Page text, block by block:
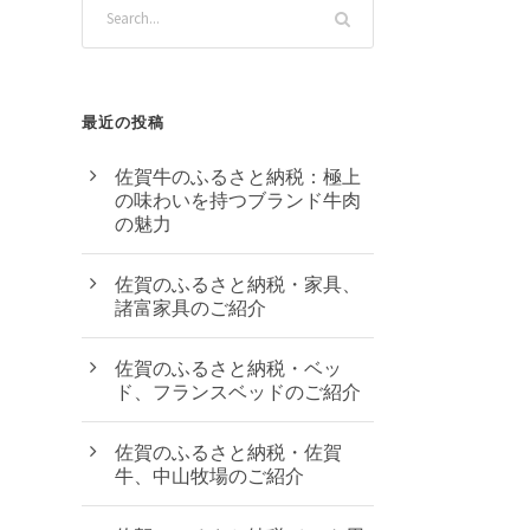
最近の投稿
佐賀牛のふるさと納税：極上
の味わいを持つブランド牛肉
の魅力
佐賀のふるさと納税・家具、
諸富家具のご紹介
佐賀のふるさと納税・ベッ
ド、フランスベッドのご紹介
佐賀のふるさと納税・佐賀
牛、中山牧場のご紹介